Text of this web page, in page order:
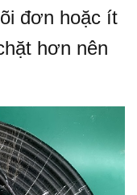
đơn hoặc ít
hơn nên